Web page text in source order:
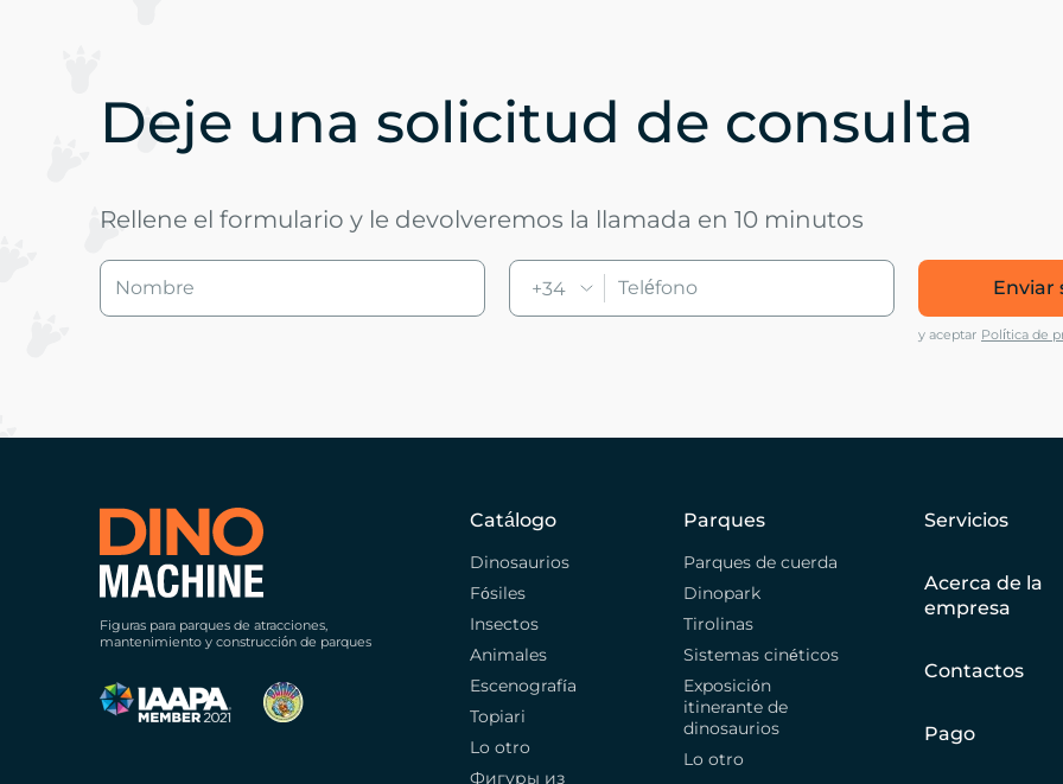
Deje una solicitud de consulta
Rellene el formulario y le devolveremos la llamada en 10 minutos
+34 Enviar
y aceptar Política de
Figuras para parques de atracciones,
mantenimiento y construcción de parques
Catálogo
Dinosaurios
Fósiles
Insectos
Animales
Escenografía
Topiari
Lo otro
Фигуры из
Parques
Parques de cuerda
Dinopark
Tirolinas
Sistemas cinéticos
Exposición
itinerante de
dinosaurios
Lo otro
Servicios
Acerca de la
empresa
Contactos
Pago